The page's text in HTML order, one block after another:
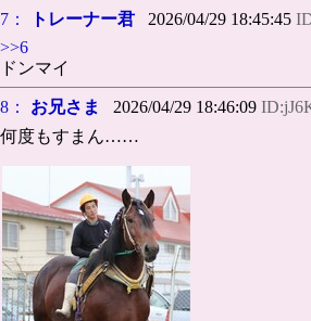
7： トレーナー君 2026/04/29 18:45:45
>>6
ドンマイ
8： お兄さま 2026/04/29 18:46:09
何度もすまん……